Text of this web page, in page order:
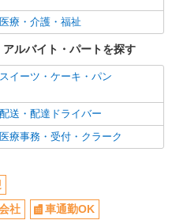
上場企業・上場企業のグループ会
社
社会保険あり
医療・介護・福祉
ルバイト・パートを探す
スイーツ・ケーキ・パン
配送・配達ドライバー
医療事務・受付・クラーク
社
車通勤OK